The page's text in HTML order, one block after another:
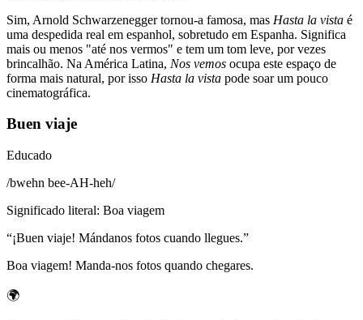
Sim, Arnold Schwarzenegger tornou-a famosa, mas Hasta la vista é
uma despedida real em espanhol, sobretudo em Espanha. Significa
mais ou menos "até nos vermos" e tem um tom leve, por vezes
brincalhão. Na América Latina, Nos vemos ocupa este espaço de
forma mais natural, por isso Hasta la vista pode soar um pouco
cinematográfica.
Buen viaje
Educado
/bwehn bee-AH-heh/
Significado literal: Boa viagem
“¡Buen viaje! Mándanos fotos cuando llegues.”
Boa viagem! Manda-nos fotos quando chegares.
🌍